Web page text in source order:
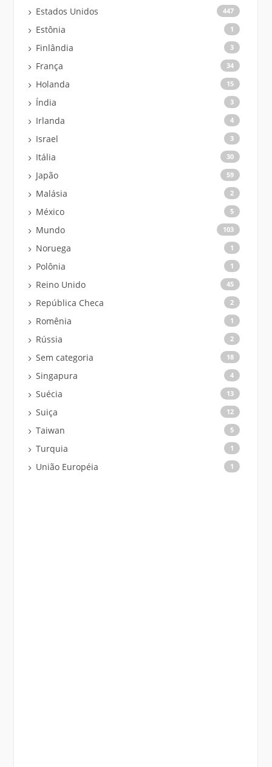
Estados Unidos 447
Estônia 1
Finlândia 3
França 34
Holanda 15
Índia 3
Irlanda 4
Israel 3
Itália 30
Japão 59
Malásia 2
México 5
Mundo 103
Noruega 1
Polônia 1
Reino Unido 45
República Checa 2
Romênia 1
Rússia 2
Sem categoria 18
Singapura 4
Suécia 13
Suiça 12
Taiwan 5
Turquia 1
União Européia 1